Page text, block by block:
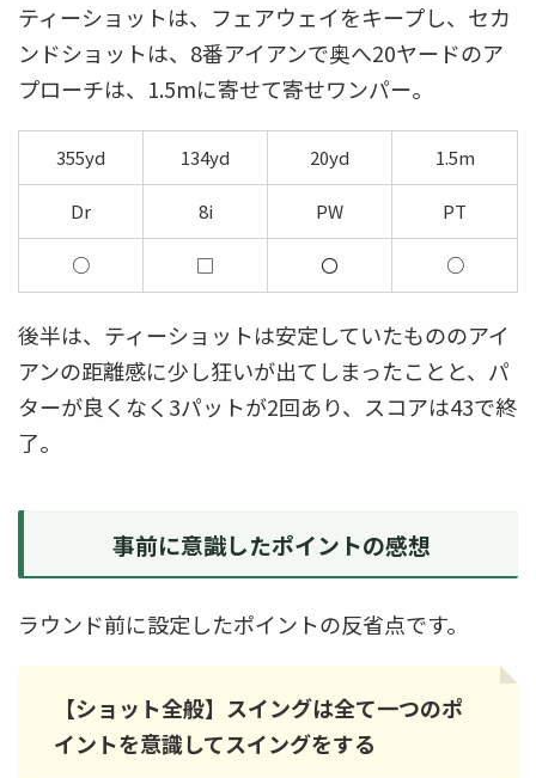
ティーショットは、フェアウェイをキープし、セカ
ンドショットは、8番アイアンで奥へ20ヤードのア
プローチは、1.5mに寄せて寄せワンパー。
355yd 134yd 20yd 1.5m
Dr 8i PW PT
○ □ 〇 ○
後半は、ティーショットは安定していたもののアイ
アンの距離感に少し狂いが出てしまったことと、パ
ターが良くなく3パットが2回あり、スコアは43で終
了。
事前に意識したポイントの感想
ラウンド前に設定したポイントの反省点です。
【ショット全般】スイングは全て一つのポ
イントを意識してスイングをする